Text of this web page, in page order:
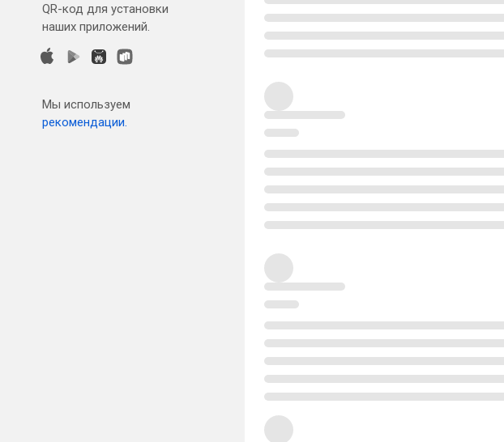
QR-код для установки
наших приложений.
Мы используем
рекомендации.